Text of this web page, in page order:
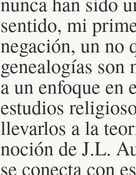
sentido, mi
negación, un no
genealogías
a un enfoque en
estudios
llevarlos a la
noción de J.L.
se conecta con